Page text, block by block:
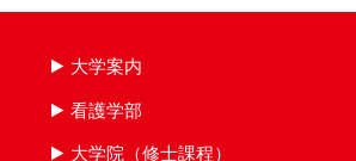
大学案内
看護学部
大学院（修士課程）